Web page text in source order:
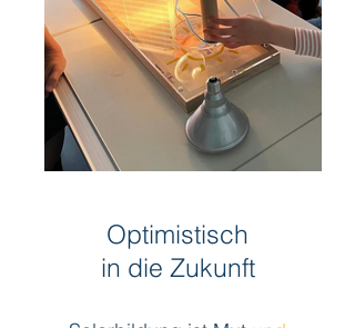
Optimistisch
in die Zukunft